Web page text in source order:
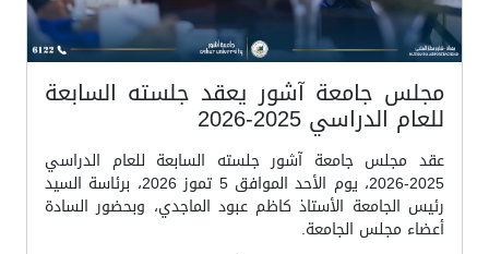
مجلس جامعة آشور يعقد جلسته السابعة
للعام الدراسي 2025-2026
عقد مجلس جامعة آشور جلسته السابعة للعام الدراسي
2025-2026، يوم الأحد الموافق 5 تموز 2026، برئاسة السيد
رئيس الجامعة الأستاذ كاظم عبود الماجدي، وبحضور السادة
أعضاء مجلس الجامعة.